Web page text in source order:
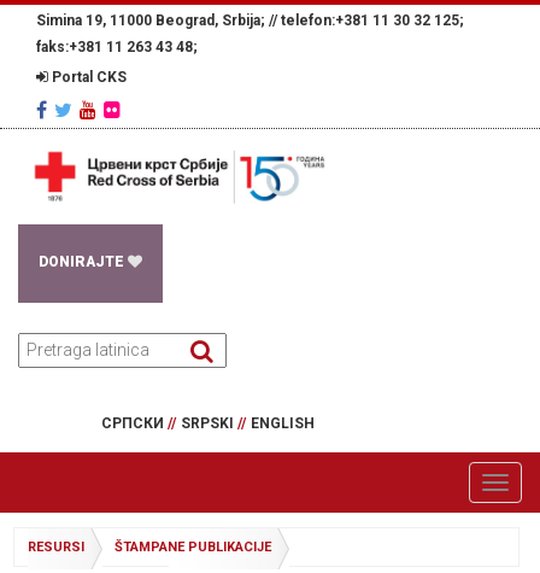
Simina 19, 11000 Beograd, Srbija; // telefon:+381 11 30 32 125;
faks:+381 11 263 43 48;
Portal CKS
DONIRAJTE
СРПСКИ // SRPSKI // ENGLISH
RESURSI ŠTAMPANE PUBLIKACIJE